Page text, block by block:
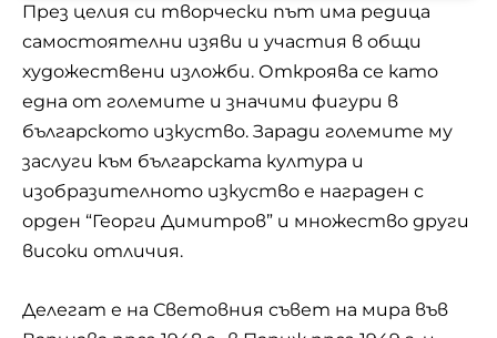
През целия си творчески път има редица
самостоятелни изяви и участия в общи
художествени изложби. Откроява се като
една от големите и значими фигури в
българското изкуство. Заради големите му
заслуги към българската култура и
изобразителното изкуство е награден с
орден “Георги Димитров” и множество други
високи отличия.
Делегат е на Световния съвет на мира във